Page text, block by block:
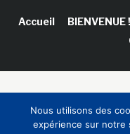
Accueil BIENVENUE !
Nous utilisons des
expérience sur notre